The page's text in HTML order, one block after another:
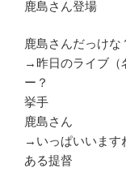
鹿島さん登場
鹿島さんだっけな
→昨日のライブ（
ー？
挙手
鹿島さん
→いっぱいいます
ある提督